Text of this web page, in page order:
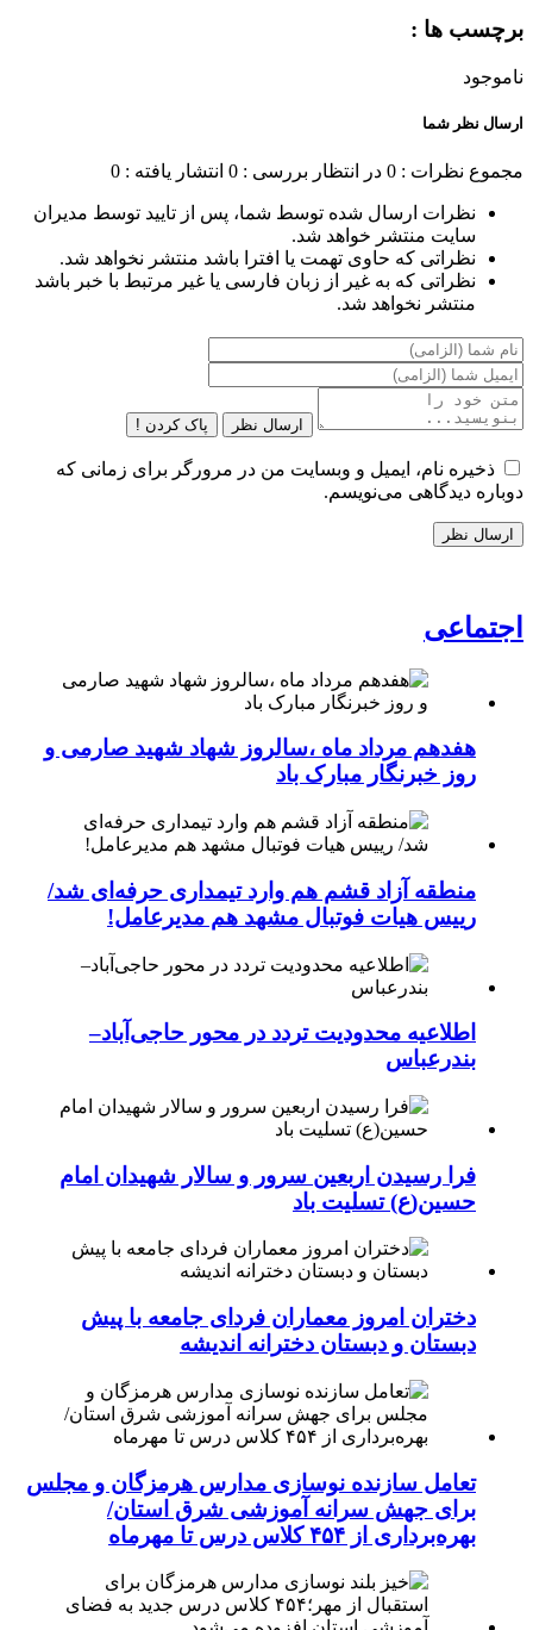
برچسب ها :
ناموجود
ارسال نظر شما
مجموع نظرات : 0 در انتظار بررسی : 0 انتشار یافته : 0
نظرات ارسال شده توسط شما، پس از تایید توسط مدیران
سایت منتشر خواهد شد.
نظراتی که حاوی تهمت یا افترا باشد منتشر نخواهد شد.
نظراتی که به غیر از زبان فارسی یا غیر مرتبط با خبر باشد
منتشر نخواهد شد.
ارسال نظر پاک کردن !
ذخیره نام، ایمیل و وبسایت من در مرورگر برای زمانی که
دوباره دیدگاهی می‌نویسم.
اجتماعی
هفدهم مرداد ماه ،سالروز شهاد شهید صارمی و
روز خبرنگار مبارک باد
منطقه آزاد قشم هم وارد تیمداری حرفه‌ای شد/
رییس هیات فوتبال مشهد هم مدیرعامل!
اطلاعیه محدودیت تردد در محور حاجی‌آباد–
بندرعباس
فرا رسیدن اربعین سرور و سالار شهیدان امام
حسین(ع) تسلیت باد
دختران امروز معماران فردای جامعه با پیش
دبستان و دبستان دخترانه اندیشه
تعامل سازنده نوسازی مدارس هرمزگان و مجلس
برای جهش سرانه آموزشی شرق استان/
بهره‌برداری از ۴۵۴ کلاس درس تا مهرماه